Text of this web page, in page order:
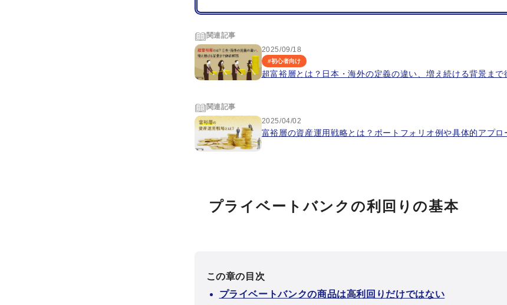
関連記事
2025/09/18
#初心者向け
超富裕層とは？日本・海外の定義の違い、増え続ける背景まで
関連記事
2025/04/02
富裕層の資産運用戦略とは？ポートフォリオ例や具体的アプロ
プライベートバンクの利回りの基本
この章の目次
プライベートバンクの商品は高利回りだけではない